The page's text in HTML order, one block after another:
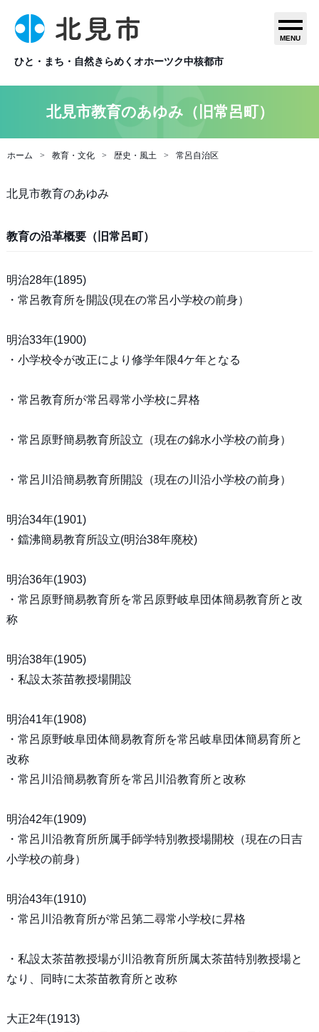
ひと・まち・自然きらめくオホーツク中核都市
MENU
北見市教育のあゆみ（旧常呂町）
ホーム 教育・文化 歴史・風土 常呂自治区
北見市教育のあゆみ
教育の沿革概要（旧常呂町）
明治28年(1895)
・常呂教育所を開設(現在の常呂小学校の前身）
明治33年(1900)
・小学校令が改正により修学年限4ケ年となる
・常呂教育所が常呂尋常小学校に昇格
・常呂原野簡易教育所設立（現在の錦水小学校の前身）
・常呂川沿簡易教育所開設（現在の川沿小学校の前身）
明治34年(1901)
・鐺沸簡易教育所設立(明治38年廃校)
明治36年(1903)
・常呂原野簡易教育所を常呂原野岐阜団体簡易教育所と改
称
明治38年(1905)
・私設太茶苗教授場開設
明治41年(1908)
・常呂原野岐阜団体簡易教育所を常呂岐阜団体簡易育所と
改称
・常呂川沿簡易教育所を常呂川沿教育所と改称
明治42年(1909)
・常呂川沿教育所所属手師学特別教授場開校（現在の日吉
小学校の前身）
明治43年(1910)
・常呂川沿教育所が常呂第二尋常小学校に昇格
・私設太茶苗教授場が川沿教育所所属太茶苗特別教授場と
なり、同時に太茶苗教育所と改称
大正2年(1913)